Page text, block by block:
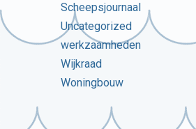
Scheepsjournaal
Uncategorized
werkzaamheden
Wijkraad
Woningbouw